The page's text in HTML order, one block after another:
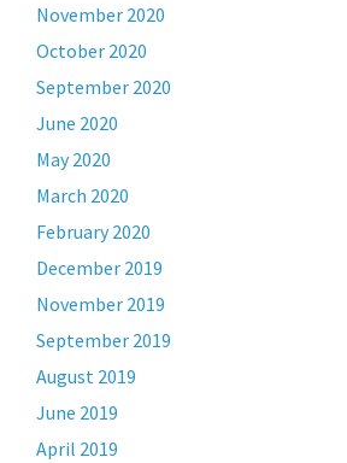
November 2020
October 2020
September 2020
June 2020
May 2020
March 2020
February 2020
December 2019
November 2019
September 2019
August 2019
June 2019
April 2019